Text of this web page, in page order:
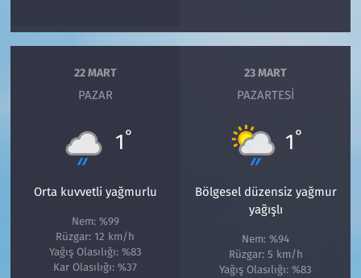
22 MART
PAZAR
1°
Orta kuvvetli yağmurlu
Nem: %99
Rüzgar: 12 km/h
Yağış Olasılığı: %83
Kar Olasılığı: %37
23 MART
PAZARTESI
1°
Bölgesel düzensiz yağmur
yağışlı
Nem: %94
Rüzgar: 5 km/h
Yağış Olasılığı: %83